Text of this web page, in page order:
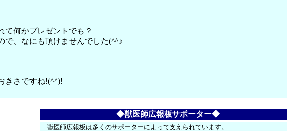
て何かプレゼントでも？
で、なにも頂けませんでした(^^♪
きさですね!(^^)!
◆獣医師広報板サポーター◆
獣医師広報板は多くのサポーターによって支えられています。